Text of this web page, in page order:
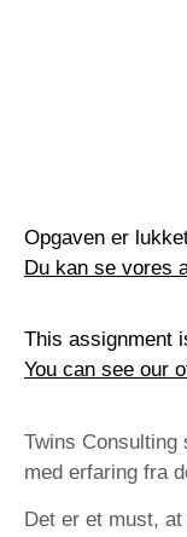
Opgaven er
Du kan se vores
This assignment
You can see our
Twins Consulting
med erfaring fra
Det er et must,